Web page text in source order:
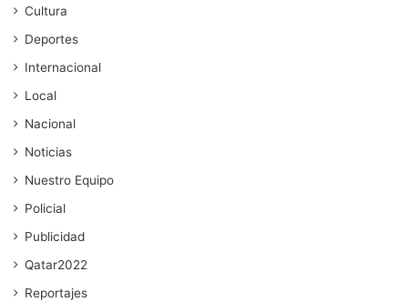
Cultura
Deportes
Internacional
Local
Nacional
Noticias
Nuestro Equipo
Policial
Publicidad
Qatar2022
Reportajes